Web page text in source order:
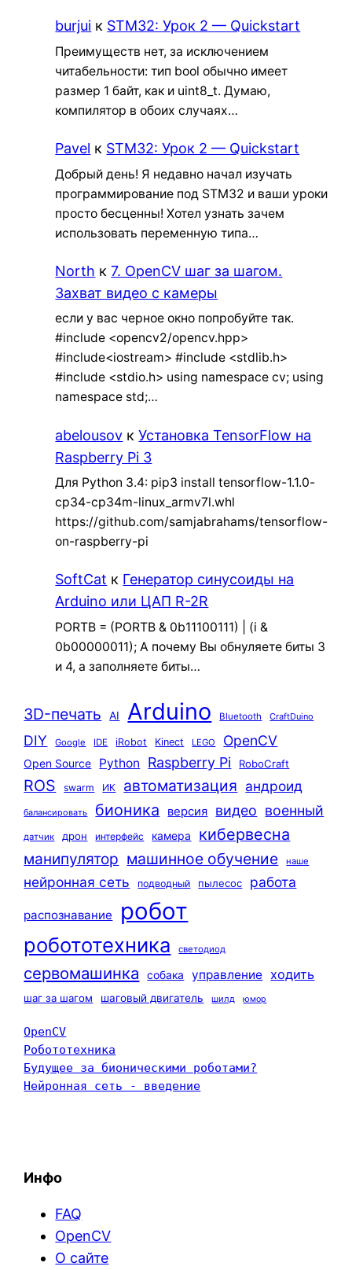
burjui к STM32: Урок 2 — Quickstart
Преимуществ нет, за исключением
читабельности: тип bool обычно имеет
размер 1 байт, как и uint8_t. Думаю,
компилятор в обоих случаях…
Pavel к STM32: Урок 2 — Quickstart
Добрый день! Я недавно начал изучать
программирование под STM32 и ваши уроки
просто бесценны! Хотел узнать зачем
использовать переменную типа…
North к7. OpenCV шаг за шагом.
Захват видео с камеры
если у вас черное окно попробуйте так.
#include <opencv2/opencv.hpp>
#include<iostream> #include <stdlib.h>
#include <stdio.h> using namespace cv; using
namespace std;…
abelousov кУстановка TensorFlow на
Raspberry Pi 3
Для Python 3.4: pip3 install tensorflow-1.1.0-
cp34-cp34m-linux_armv7l.whl
https://github.com/samjabrahams/tensorflow-
on-raspberry-pi
SoftCat к Генератор синусоиды на
Arduino или ЦАП R-2R
PORTB = (PORTB & 0b11100111) | (i &
0b00000011); А почему Вы обнуляете биты 3
и 4, а заполняете биты…
3D-печать AI Arduino Bluetooth CraftDuino
DIY Google IDE iRobot Kinect LEGO OpenCV
Open Source Python Raspberry Pi RoboCraft
ROS swarm ИК автоматизация андроид
балансировать бионика версия видео военный
датчик дрон интерфейс камера кибервесна
манипулятор машинное обучение наше
нейронная сеть подводный пылесос работа
распознавание робот
робототехника светодиод
сервомашинка собака управление ходить
шаг за шагом шаговый двигатель шилд юмор
OpenCV
Робототехника
Будущее за бионическими роботами?
Нейронная сеть - введение
Инфо
FAQ
OpenCV
О сайте